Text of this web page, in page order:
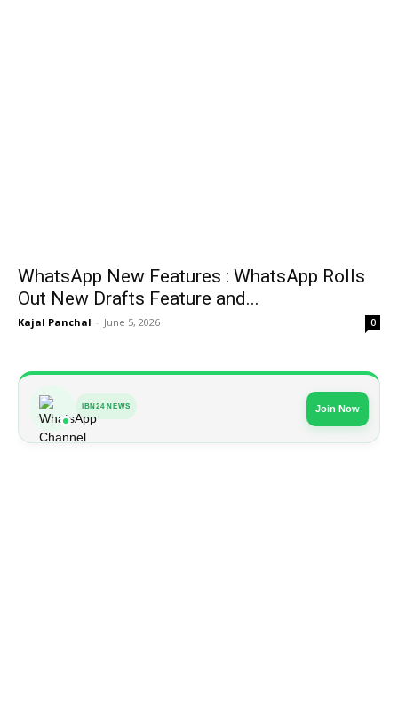
WhatsApp New Features : WhatsApp Rolls
Out New Drafts Feature and...
Kajal Panchal - June 5, 2026 0
IBN24 NEWS Join Now